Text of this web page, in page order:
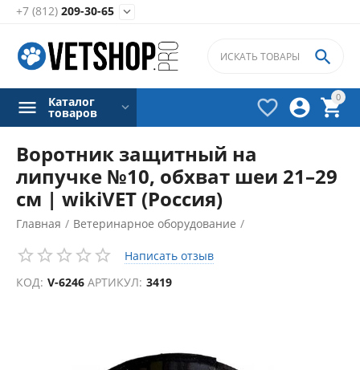
+7 (812) 209-30-65 
0




Каталог
товаров
Воротник защитный на
липучке №10, обхват шеи 21–29
см | wikiVET (Россия)
Главная / Ветеринарное оборудование /
Средства реабилитации /
Написать отзыв
КОД: V-6246 АРТИКУЛ: 3419